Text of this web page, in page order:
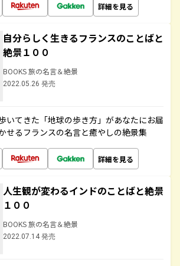
詳細を見る
自分らしく生きるフランスのことばと
絶景１００
BOOKS 旅の名言＆絶景
2022.05.26 発売
いてきた「地球の歩き方」があなたにお届
せるフランスの名言と癒やしの絶景集
詳細を見る
人生観が変わるインドのことばと絶景
１００
BOOKS 旅の名言＆絶景
2022.07.14 発売